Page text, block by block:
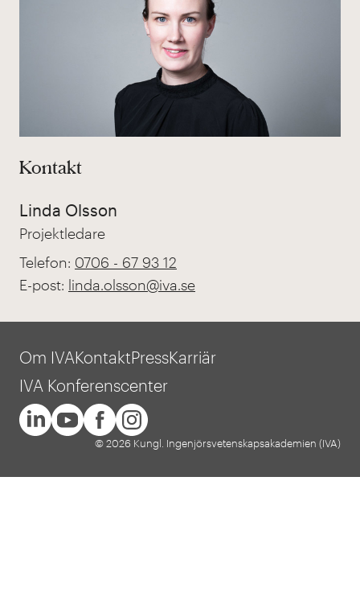
Kontakt
Linda Olsson
Projektledare
Telefon: 0706 - 67 93 12
E-post: linda.olsson@iva.se
Om IVAKontaktPressKarriär
IVA Konferenscenter
© 2026 Kungl. Ingenjörsvetenskapsakademien (IVA)